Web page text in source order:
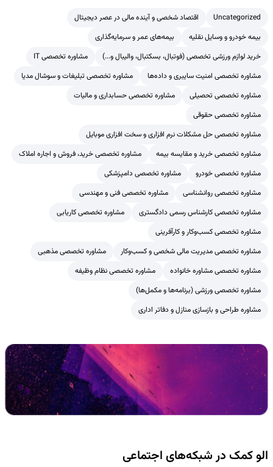
Uncategorized
اقتصاد شخصی و آینده مالی در عصر دیجیتال
بیمه خودرو و وسایل نقلیه
بیمه‌های عمر و سرمایه‌گذاری
خرید لوازم ورزشی تخصصی (فوتبال، بسکتبال، والیبال و...)
مشاوره تخصصی IT
مشاوره تخصصی امنیت سایبری و داده‌ها
مشاوره تخصصی تبلیغات و سوشال مدیا
مشاوره تخصصی تحصیلی
مشاوره تخصصی حسابداری و مالیات
مشاوره تخصصی حقوقی
مشاوره تخصصی حل مشکلات نرم افزاری و سخت افزاری موبایل
مشاوره تخصصی خرید و مقایسه بیمه
مشاوره تخصصی خرید، فروش و اجاره املاک
مشاوره تخصصی خودرو
مشاوره تخصصی دامپزشکی
مشاوره تخصصی روانشناسی
مشاوره تخصصی فنی و مهندسی
مشاوره تخصصی کارشناس رسمی دادگستری
مشاوره تخصصی کاریابی
مشاوره تخصصی کسب‌وکار و کارآفرینی
مشاوره تخصصی مدیریت مالی شخصی و کسب‌وکار
مشاوره تخصصی مذهبی
مشاوره تخصصی مشاوره خانواده
مشاوره تخصصی نظام وظیفه
مشاوره تخصصی ورزشی (برنامه‌ها و مکمل‌ها)
مشاوره طراحی و بازسازی منازل و دفاتر اداری
الو کمک در شبکه‌های اجتماعی